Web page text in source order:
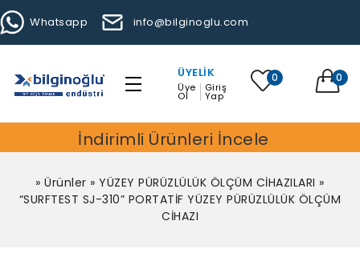
Whatsapp info@bilginoglu.com
ÜYELIK
Üye
Ol
Giriş
Yap
0 0
İndirimli Ürünleri İncele
»Ürünler »YÜZEY PÜRÜZLÜLÜK ÖLÇÜM CİHAZILARI »
“SURFTEST SJ-310” PORTATİF YÜZEY PÜRÜZLÜLÜK ÖLÇÜM
CİHAZI